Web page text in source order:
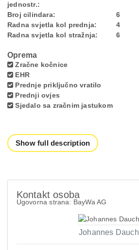
jednostr.:
Broj cilindara:
6
Radna svjetla kol prednja:
4
Radna svjetla kol stražnja:
6
Oprema
Zračne kočnice
EHR
Prednje priključno vratilo
Prednji ovjes
Sjedalo sa zračnim jastukom
Show full description
Kontakt osoba
Ugovorna strana: BayWa AG
Johannes Dauch